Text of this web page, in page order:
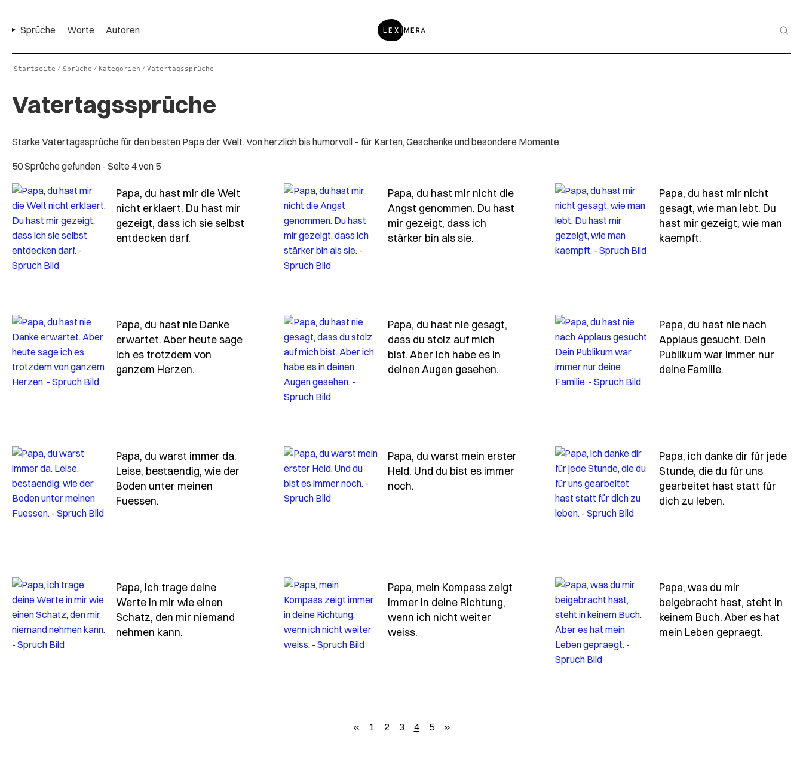
Sprüche Worte Autoren
Startseite / Sprüche / Kategorien / Vatertagssprüche
Vatertagssprüche
Starke Vatertagssprüche für den besten Papa der Welt. Von herzlich bis humorvoll – für Karten, Geschenke und besondere Momente.
50 Sprüche gefunden - Seite 4 von 5
Papa, du hast mir die Welt
nicht erklaert. Du hast mir
gezeigt, dass ich sie selbst
entdecken darf. - Spruch papa-du-hast-mir-die-welt-nicht-erklaert-du-hast-mir-gezeigt
Papa, du hast mir nicht die
Angst genommen. Du hast
mir gezeigt, dass ich
stärker bin als sie. - Spruch papa-du-hast-mir-nicht-die-angst-genommen-du-hast-
Papa, du hast mir nicht
gesagt, wie man lebt. Du
hast mir gezeigt, wie man
kaempft.
Papa, du hast nie Danke
erwartet. Aber heute sage
ich es trotzdem von
ganzem Herzen. - Spruch papa-du-hast-nie-danke-erwartet-aber-heute-sage-ich-es-trotz
Papa, du hast nie gesagt,
dass du stolz auf mich
bist. Aber ich habe es in
deinen Augen gesehen. - Spruch papa-du-hast-nie-gesagt-dass-du-stolz-auf-mich-
Papa, du hast nie nach
Applaus gesucht. Dein
Publikum war immer nur
deine Familie.
Papa, du warst immer da.
Leise, bestaendig, wie der
Boden unter meinen
Fuessen. - Spruch papa-du-warst-immer-da-leise-bestaendig-wie-der-boden-unter
Papa, du warst mein erster
Held. Und du bist es immer
noch. - Spruch papa-du-warst-mein-erster-held-und-du-bist-es-immer-noch
Papa, ich danke dir für jede
Stunde, die du für uns
gearbeitet hast statt für
dich zu leben.
Papa, ich trage deine
Werte in mir wie einen
Schatz, den mir niemand
nehmen kann. - Spruch papa-ich-trage-deine-werte-in-mir-wie-einen-schatz-den-mir-n
Papa, mein Kompass zeigt
immer in deine Richtung,
wenn ich nicht weiter
weiss. - Spruch papa-mein-kompass-zeigt-immer-in-deine-richtung-wenn-ich-nic
Papa, was du mir
beigebracht hast, steht in
keinem Buch. Aber es hat
mein Leben gepraegt.
«zurück
1 2 3 4 5 »weiter